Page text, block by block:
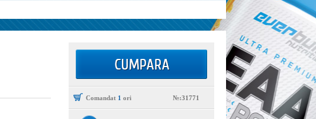
Comandat 1 ori №:31771